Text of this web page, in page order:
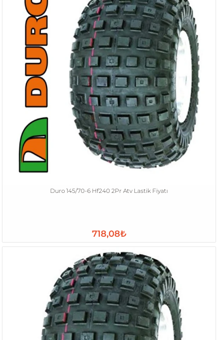
Duro 145/70-6 Hf240 2Pr Atv Lastik Fiyatı
718,08₺